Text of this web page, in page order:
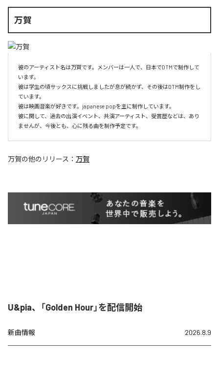
万賀
彼のアーティスト名は万賀です。メンバーは一人で、日本でDTMで制作して
います。
彼は学生の頃サックスに挑戦しましたが息が続かず、その後はDTM制作をし
ています。
彼は映画音楽が好きです。japanese popを主に制作しています。
彼に関して、過去の出演イベント、共演アーティスト、受賞歴などは、あり
ませんが、今後とも、心に残る曲を制作予定です。
万賀の他のリリース： 万賀
U&pia、「Golden Hour」を配信開始
新曲情報 2026.8.9